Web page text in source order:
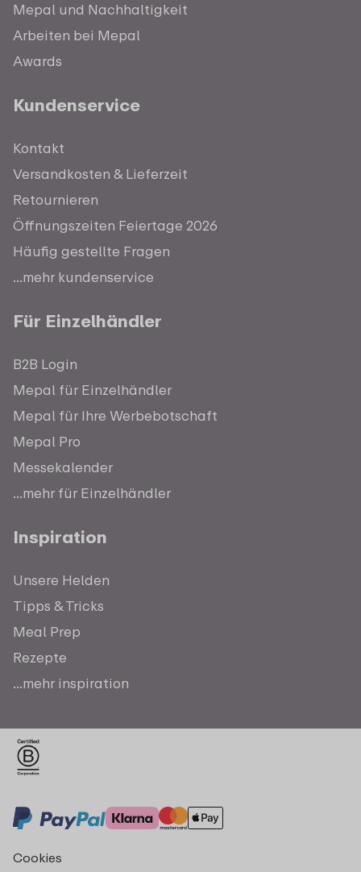
Mepal und Nachhaltigkeit
Arbeiten bei Mepal
Awards
Kundenservice
Kontakt
Versandkosten & Lieferzeit
Retournieren
Öffnungszeiten Feiertage 2026
Häufig gestellte Fragen
...mehr kundenservice
Für Einzelhändler
B2B Login
Mepal für Einzelhändler
Mepal für Ihre Werbebotschaft
Mepal Pro
Messekalender
...mehr für Einzelhändler
Inspiration
Unsere Helden
Tipps & Tricks
Meal Prep
Rezepte
...mehr inspiration
Cookies